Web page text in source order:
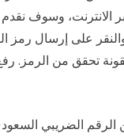
الانترنت، وسوف
على إرسال
تحقق من الرمز.
عن الرقم الضريبي